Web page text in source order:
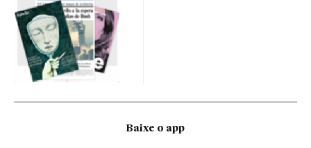
Baixe o app